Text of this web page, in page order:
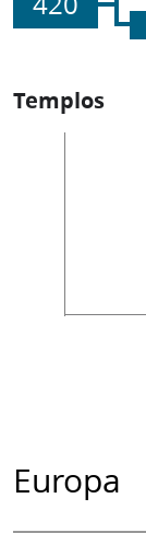
Templos
Europa